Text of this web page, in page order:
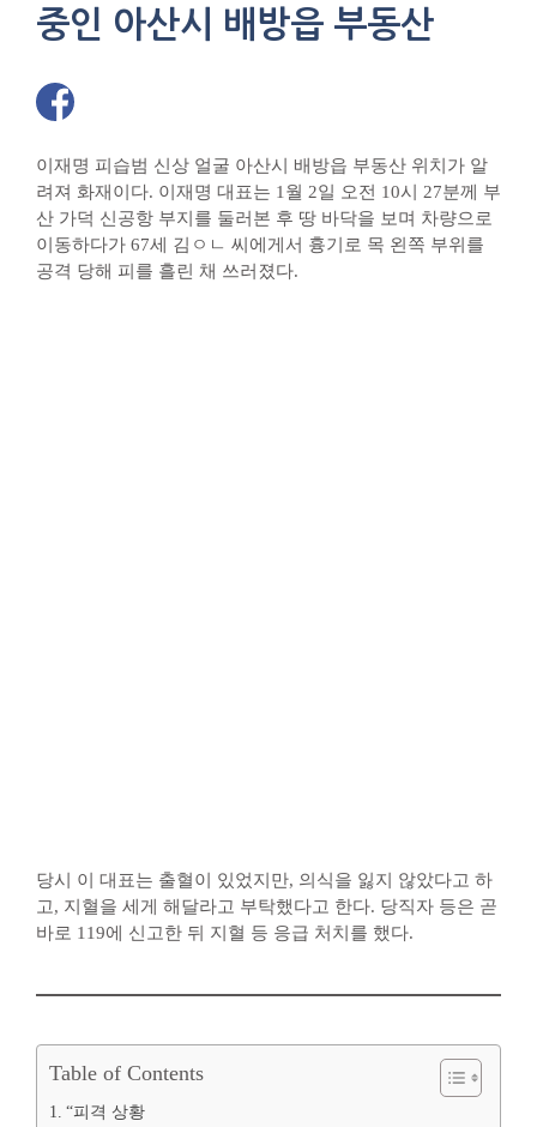
중인 아산시 배방읍 부동산
이재명 피습범 신상 얼굴 아산시 배방읍 부동산 위치가 알
려져 화재이다. 이재명 대표는 1월 2일 오전 10시 27분께 부
산 가덕 신공항 부지를 둘러본 후 땅 바닥을 보며 차량으로
이동하다가 67세 김ㅇㄴ 씨에게서 흉기로 목 왼쪽 부위를
공격 당해 피를 흘린 채 쓰러졌다.
당시 이 대표는 출혈이 있었지만, 의식을 잃지 않았다고 하
고, 지혈을 세게 해달라고 부탁했다고 한다. 당직자 등은 곧
바로 119에 신고한 뒤 지혈 등 응급 처치를 했다.
Table of Contents
“피격 상황